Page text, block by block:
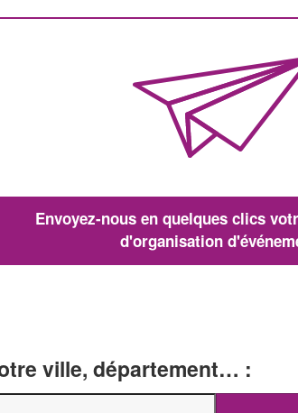
Envoyez-nous en quelques clics
d'organisation
ville, département… :